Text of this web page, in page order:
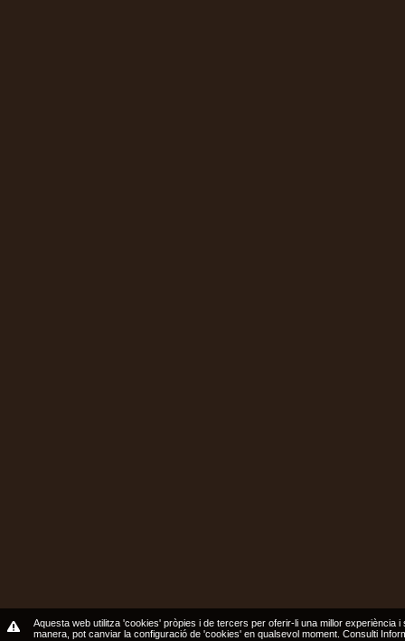
Aquesta web utilitza 'cookies' pròpies i de tercers per oferir-li una millor
manera, pot canviar la configuració de 'cookies' en qualsevol moment. Consulti